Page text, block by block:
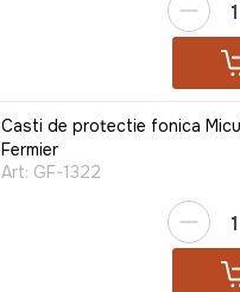
Casti de protectie fonica
Fermier
Art: GF-1322